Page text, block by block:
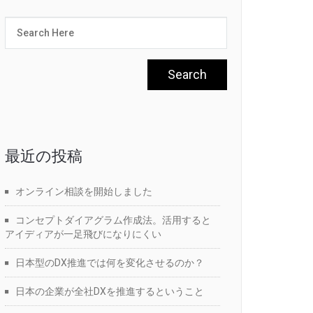
最近の投稿
オンライン相談を開始しました
コンセプトダイアグラム作成法。活用すると
アイディアが一足飛びになりにくい
日本型のDX推進では何を変化させるのか？
日本の企業が全社DXを推進するということ